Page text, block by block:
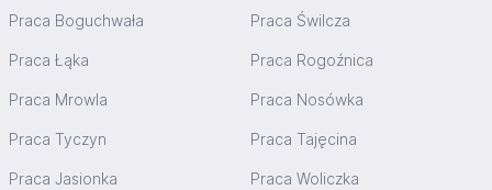
Praca Boguchwała Praca Świlcza
Praca Łąka Praca Rogoźnica
Praca Mrowla Praca Nosówka
Praca Tyczyn Praca Tajęcina
Praca Jasionka Praca Woliczka